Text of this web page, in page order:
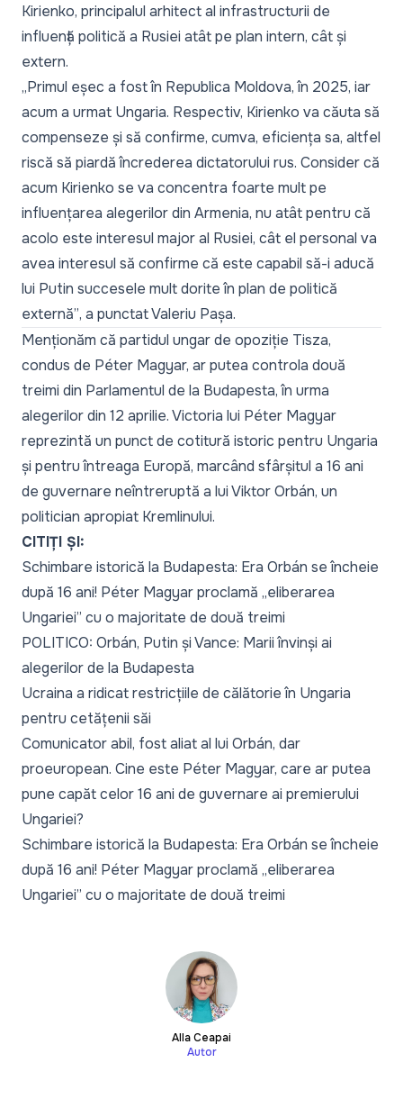
Kirienko, principalul arhitect al infrastructurii de
influență politică a Rusiei atât pe plan intern, cât și
extern.
„Primul eșec a fost în Republica Moldova, în 2025, iar
acum a urmat Ungaria. Respectiv, Kirienko va căuta să
compenseze și să confirme, cumva, eficiența sa, altfel
riscă să piardă încrederea dictatorului rus. Consider că
acum Kirienko se va concentra foarte mult pe
influențarea alegerilor din Armenia, nu atât pentru că
acolo este interesul major al Rusiei, cât el personal va
avea interesul să confirme că este capabil să-i aducă
lui Putin succesele mult dorite în plan de politică
externă”, a punctat Valeriu Pașa.
Menționăm că partidul ungar de opoziție Tisza,
condus de Péter Magyar, ar putea controla două
treimi din Parlamentul de la Budapesta, în urma
alegerilor din 12 aprilie. Victoria lui Péter Magyar
reprezintă un punct de cotitură istoric pentru Ungaria
și pentru întreaga Europă, marcând sfârșitul a 16 ani
de guvernare neîntreruptă a lui Viktor Orbán, un
politician apropiat Kremlinului.
CITIȚI ȘI:
Schimbare istorică la Budapesta: Era Orbán se încheie
după 16 ani! Péter Magyar proclamă „eliberarea
Ungariei” cu o majoritate de două treimi
POLITICO: Orbán, Putin și Vance: Marii învinși ai
alegerilor de la Budapesta
Ucraina a ridicat restricțiile de călătorie în Ungaria
pentru cetățenii săi
Comunicator abil, fost aliat al lui Orbán, dar
proeuropean. Cine este Péter Magyar, care ar putea
pune capăt celor 16 ani de guvernare ai premierului
Ungariei?
Schimbare istorică la Budapesta: Era Orbán se încheie
după 16 ani! Péter Magyar proclamă „eliberarea
Ungariei” cu o majoritate de două treimi
Alla Ceapai
Autor